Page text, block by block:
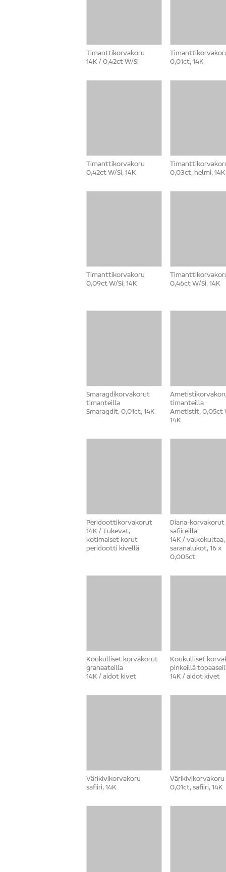
Timanttikorvakoru
14K / 0,42ct W/Si
0,01ct, 14K
Timanttikorvakoru
0,42ct W/Si, 14K
0,03ct, helmi, 14K
Timanttikorvakoru
0,09ct W/Si, 14K
0,46ct W/Si, 14K
Smaragdikorvakorut
timanteilla
Smaragdit, 0,01ct, 14K
timanteilla
Ametistit, 0,05ct
14K
Peridoottikorvakorut
14K / Tukevat,
kotimaiset korut
peridootti kivellä
Diana-korvakorut
safiireilla
14K / valkokultaa,
saranalukot, 16 x
0,005ct
Koukulliset korvakorut
granaateilla
14K / aidot kivet
Koukulliset
pinkeillä
14K / aidot kivet
Värikivikorvakoru
safiiri, 14K
Värikivikorvakoru
0,01ct, safiiri, 14K